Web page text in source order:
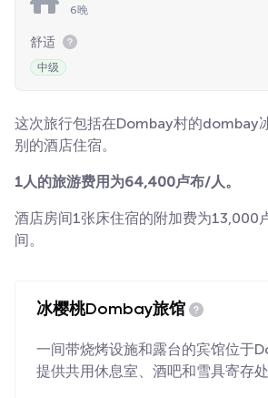
6晚
舒适
中级
这次旅行包括在Dombay村的dombay
别的酒店住宿。
1人的旅游费用为64,400卢布/人。
酒店房间1张床住宿的附加费为13,000
间。
冰樱桃Dombay旅馆
一间带烧烤设施和露台的宾馆位于
提供共用休息室、酒吧和雪具寄存处